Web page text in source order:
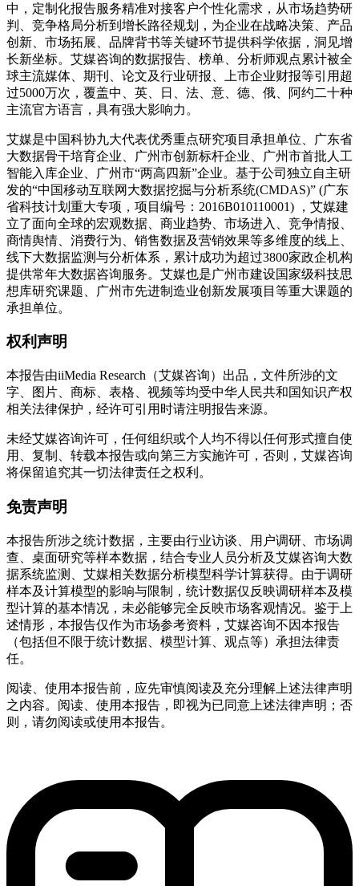
中，定制化报告服务精准对接客户个性化需求，从市场趋势研
判、竞争格局分析到增长路径规划，为企业在战略决策、产品
创新、市场拓展、品牌背书等关键环节提供科学依据，洞见增
长新坐标。艾媒咨询的数据报告、榜单、分析师观点累计被全
球主流媒体、期刊、论文及行业研报、上市企业财报等引用超
过5000万次，覆盖中、英、日、法、意、德、俄、阿约二十种
主流官方语言，具有强大影响力。
艾媒是中国科协九大代表优秀重点研究项目承担单位、广东省
大数据骨干培育企业、广州市创新标杆企业、广州市首批人工
智能入库企业、广州市“两高四新”企业。基于公司独立自主研
发的“中国移动互联网大数据挖掘与分析系统(CMDAS)” (广东
省科技计划重大专项，项目编号：2016B010110001) ，艾媒建
立了面向全球的宏观数据、商业趋势、市场进入、竞争情报、
商情舆情、消费行为、销售数据及营销效果等多维度的线上、
线下大数据监测与分析体系，累计成功为超过3800家政企机构
提供常年大数据咨询服务。艾媒也是广州市建设国家级科技思
想库研究课题、广州市先进制造业创新发展项目等重大课题的
承担单位。
权利声明
本报告由iiMedia Research（艾媒咨询）出品，文件所涉的文
字、图片、商标、表格、视频等均受中华人民共和国知识产权
相关法律保护，经许可引用时请注明报告来源。
未经艾媒咨询许可，任何组织或个人均不得以任何形式擅自使
用、复制、转载本报告或向第三方实施许可，否则，艾媒咨询
将保留追究其一切法律责任之权利。
免责声明
本报告所涉之统计数据，主要由行业访谈、用户调研、市场调
查、桌面研究等样本数据，结合专业人员分析及艾媒咨询大数
据系统监测、艾媒相关数据分析模型科学计算获得。由于调研
样本及计算模型的影响与限制，统计数据仅反映调研样本及模
型计算的基本情况，未必能够完全反映市场客观情况。鉴于上
述情形，本报告仅作为市场参考资料，艾媒咨询不因本报告
（包括但不限于统计数据、模型计算、观点等）承担法律责
任。
阅读、使用本报告前，应先审慎阅读及充分理解上述法律声明
之内容。阅读、使用本报告，即视为已同意上述法律声明；否
则，请勿阅读或使用本报告。